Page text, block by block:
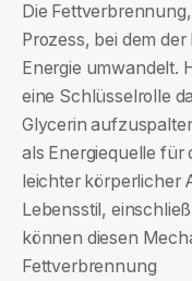
Die
Prozess, bei dem
Energie umwandelt.
eine Schlüsselrolle
Glycerin
als Energiequelle für
leichter körperlicher
Lebensstil,
können diesen
Fettverbrennung